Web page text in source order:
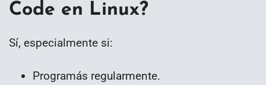
Code en Linux?
Sí, especialmente si:
Programás regularmente.